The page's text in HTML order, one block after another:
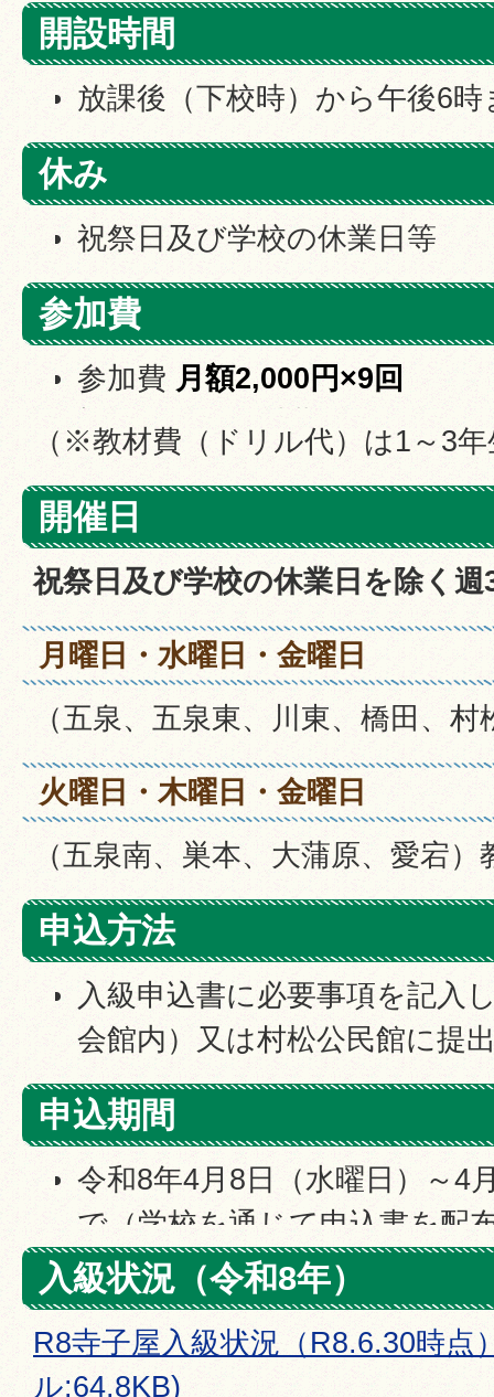
開設時間
放課後（下校時）から午後6時
休み
祝祭日及び学校の休業日等
参加費
参加費 月額2,000円×9回
初回のみ、教材費（ドリル代
ーツ安全保険料
1,450 円が必要
（※教材費（ドリル代）は1～3
開催日
祝祭日及び学校の休業日を除く週
月曜日・水曜日・金曜日
（五泉、五泉東、川東、橋田、村
火曜日・木曜日・金曜日
（五泉南、巣本、大蒲原、愛宕）
申込方法
入級申込書に必要事項を記入
会館内）又は村松公民館に提
申込期間
令和8年4月8日（水曜日）～4
で（学校を通じて申込書を配
募集定員に満たない教室は随
す。
入級状況（令和8年）
R8寺子屋入級状況（R8.6.30時点
ル:64.8KB)